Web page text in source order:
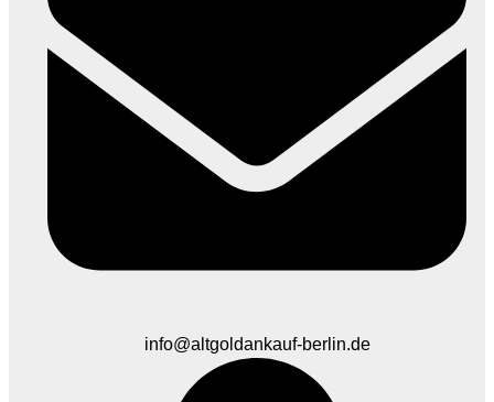
info@altgoldankauf-berlin.de